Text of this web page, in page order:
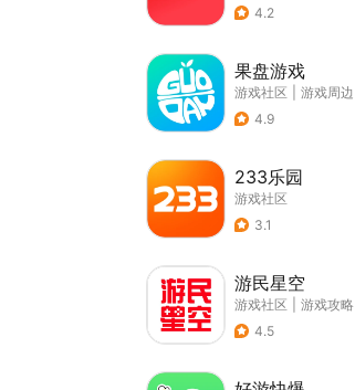
4.2
果盘游戏
游戏社区
游戏周边
4.9
233乐园
游戏社区
3.1
游民星空
游戏社区
游戏攻略
4.5